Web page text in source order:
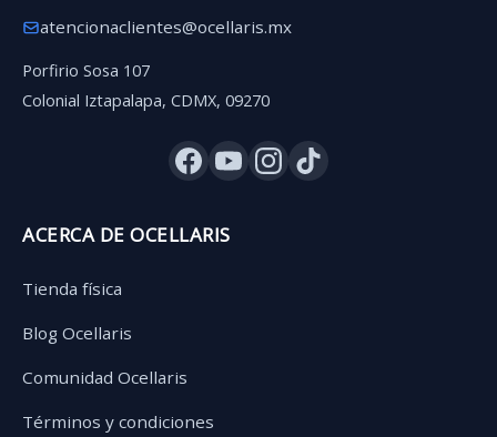
atencionaclientes@ocellaris.mx
Porfirio Sosa 107
Colonial Iztapalapa, CDMX, 09270
ACERCA DE OCELLARIS
Tienda física
Blog Ocellaris
Comunidad Ocellaris
Términos y condiciones